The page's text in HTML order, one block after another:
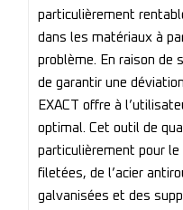
particulièrement
dans les matériaux à
problème. En raison de
de garantir une
EXACT offre à
optimal. Cet outil de
particulièrement pour
filetées, de l’acier
galvanisées et des